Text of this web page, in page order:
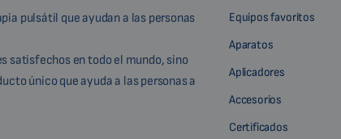
pulsátil que ayudan a las personas
satisfechos en todo el mundo, sino
único que ayuda a las personas a
Equipos favoritos
Aparatos
Aplicadores
Accesorios
Certificados